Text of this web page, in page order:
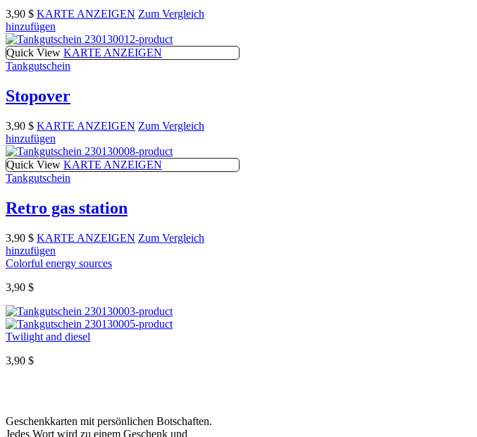
3,90 $ KARTE ANZEIGEN Zum Vergleich
hinzufügen
Quick View KARTE ANZEIGEN
Tankgutschein
Stopover
3,90 $ KARTE ANZEIGEN Zum Vergleich
hinzufügen
Quick View KARTE ANZEIGEN
Tankgutschein
Retro gas station
3,90 $ KARTE ANZEIGEN Zum Vergleich
hinzufügen
Colorful energy sources
3,90 $
Twilight and diesel
3,90 $
Geschenkkarten mit persönlichen Botschaften.
Jedes Wort wird zu einem Geschenk und